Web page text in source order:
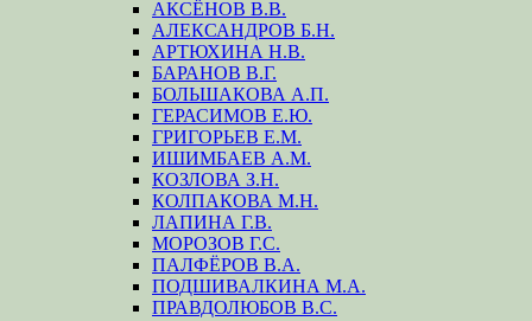
АКСЁНОВ В.В.
АЛЕКСАНДРОВ Б.Н.
АРТЮХИНА Н.В.
БАРАНОВ В.Г.
БОЛЬШАКОВА А.П.
ГЕРАСИМОВ Е.Ю.
ГРИГОРЬЕВ Е.М.
ИШИМБАЕВ А.М.
КОЗЛОВА З.Н.
КОЛПАКОВА М.Н.
ЛАПИНА Г.В.
МОРОЗОВ Г.С.
ПАЛФЁРОВ В.А.
ПОДШИВАЛКИНА М.А.
ПРАВДОЛЮБОВ В.С.